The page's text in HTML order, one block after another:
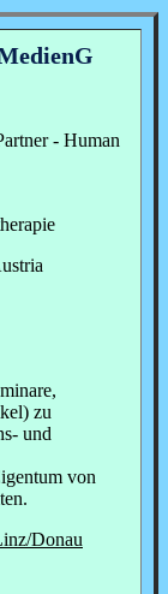
- Human
zu
und
von
Donau